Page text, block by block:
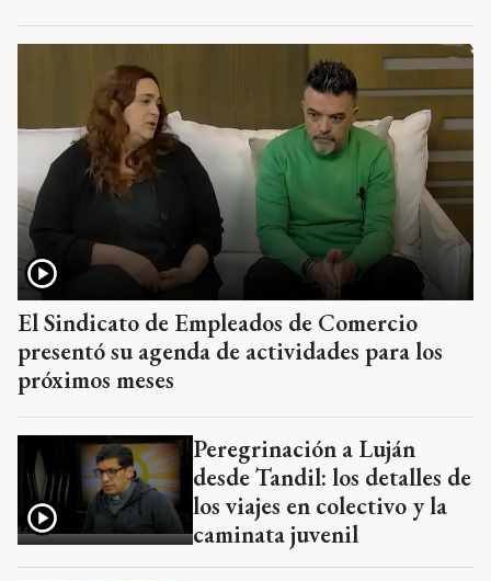
El Sindicato de Empleados de Comercio
presentó su agenda de actividades para los
próximos meses
Peregrinación a Luján
desde Tandil: los detalles de
los viajes en colectivo y la
caminata juvenil